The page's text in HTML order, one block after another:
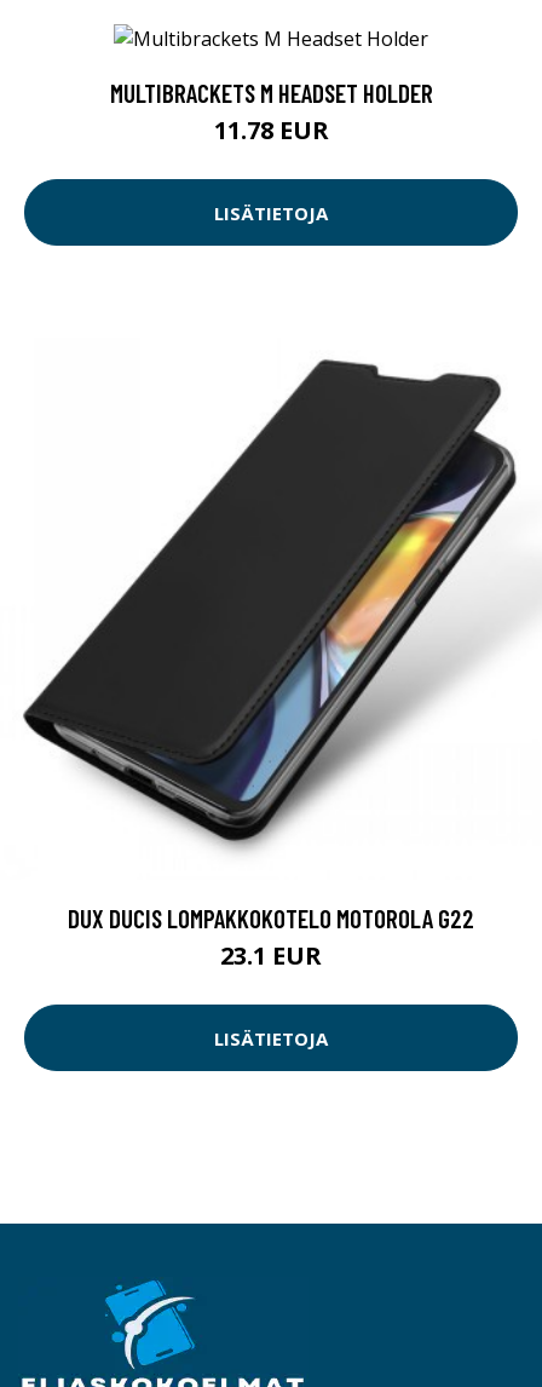
MULTIBRACKETS M HEADSET HOLDER
11.78 EUR
LISÄTIETOJA
DUX DUCIS LOMPAKKOKOTELO MOTOROLA G22
23.1 EUR
LISÄTIETOJA